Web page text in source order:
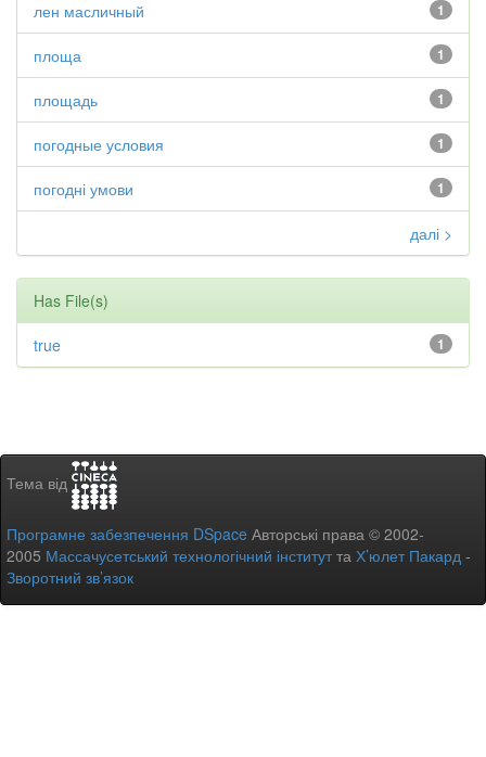
1
лен масличный
1
площа
1
площадь
1
погодные условия
1
погодні умови
далі >
Has File(s)
1
true
Тема від
Програмне забезпечення DSpace Авторські права © 2002-
2005 Массачусетський технологічний інститутта Х’юлет Пакард -
Зворотний зв’язок